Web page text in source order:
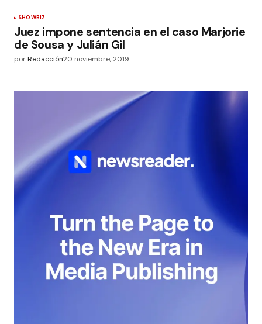
SHOWBIZ
Juez impone sentencia en el caso Marjorie
de Sousa y Julián Gil
porRedacción20 noviembre, 2019